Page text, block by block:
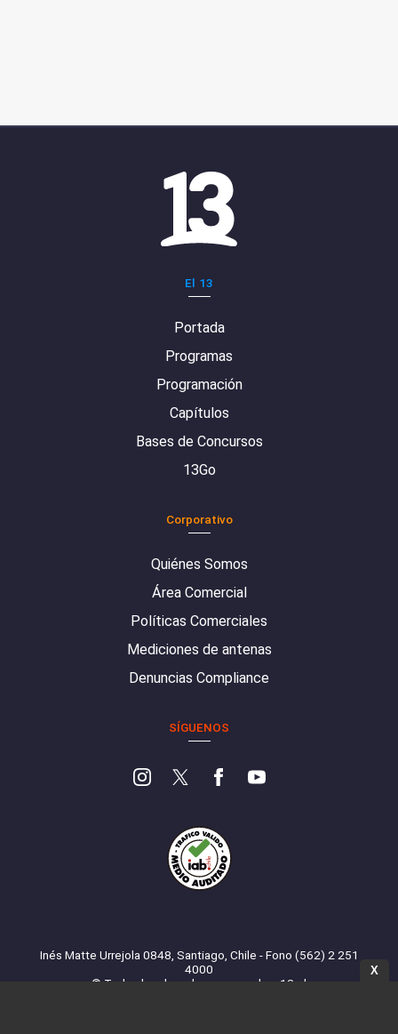
El 13
Portada
Programas
Programación
Capítulos
Bases de Concursos
13Go
Corporativo
Quiénes Somos
Área Comercial
Políticas Comerciales
Mediciones de antenas
Denuncias Compliance
SÍGUENOS
Inés Matte Urrejola 0848, Santiago, Chile - Fono (562) 2 251
4000
© Todos los derechos reservados. 13.cl
X